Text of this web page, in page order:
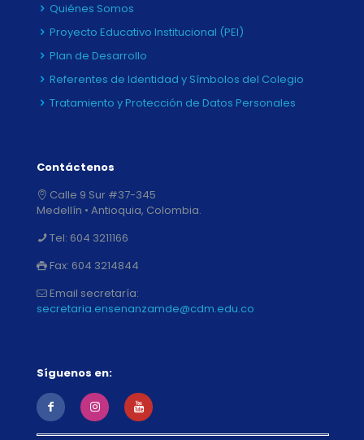
Quiénes Somos
Proyecto Educativo Institucional (PEI)
Plan de Desarrollo
Referentes de Identidad y Símbolos del Colegio
Tratamiento y Protección de Datos Personales
Contáctenos
Calle 9 Sur #37-345
Medellín • Antioquia, Colombia.
Tel: 604 3211166
Fax: 604 3214844
Email secretaría:
secretaria.ensenanzamde@cdm.edu.co
Síguenos en: